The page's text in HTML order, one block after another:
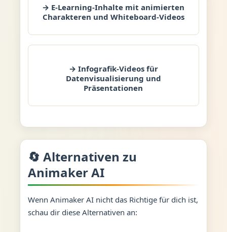
→ E-Learning-Inhalte mit animierten
Charakteren und Whiteboard-Videos
→ Infografik-Videos für
Datenvisualisierung und
Präsentationen
🔄 Alternativen zu
Animaker AI
Wenn Animaker AI nicht das Richtige für dich ist,
schau dir diese Alternativen an: